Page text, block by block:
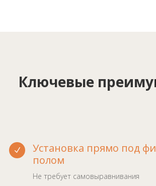
Ключевые
N
Установка прямо под
полом
Не требует самовыравнивания